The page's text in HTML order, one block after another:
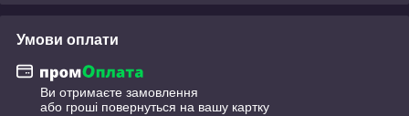
Умови оплати
Ви отримаєте замовлення
або гроші повернуться на вашу картку